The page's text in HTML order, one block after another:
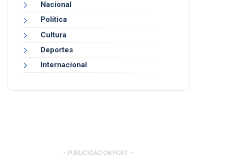
Nacional
Política
Cultura
Deportes
Internacional
- PUBLICIDAD ON POST -